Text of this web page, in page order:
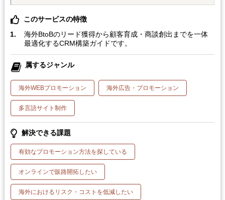
このサービスの特徴
海外BtoBのリード獲得から顧客育成・商談創出までを一体
最適化するCRM構築ガイドです。
属するジャンル
海外WEBプロモーション 海外広告・プロモーション
多言語サイト制作
解決できる課題
有効なプロモーション方法を探している
オンラインで販路開拓したい
海外におけるリスク・コストを低減したい